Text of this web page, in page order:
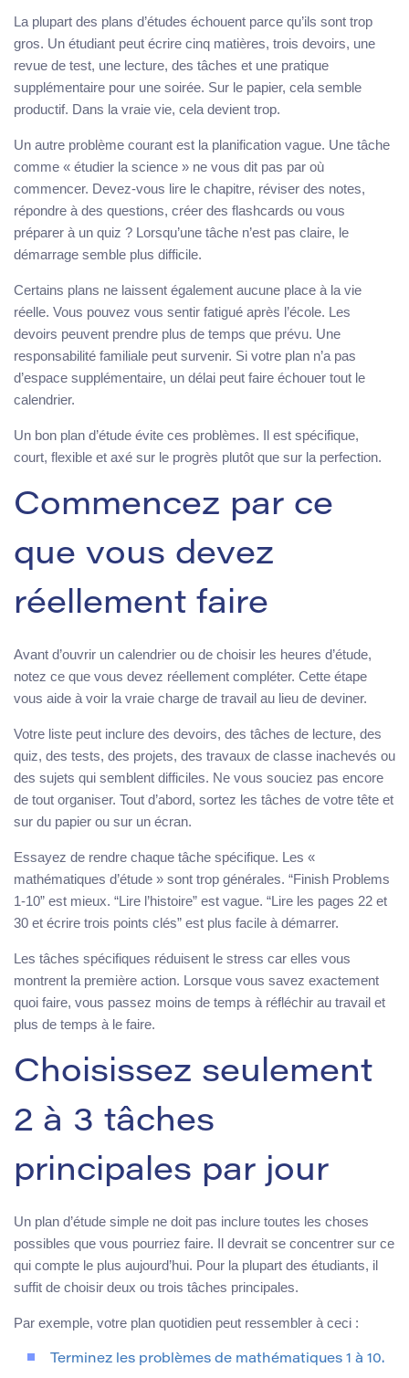
La plupart des plans d’études échouent parce qu’ils sont trop
gros. Un étudiant peut écrire cinq matières, trois devoirs, une
revue de test, une lecture, des tâches et une pratique
supplémentaire pour une soirée. Sur le papier, cela semble
productif. Dans la vraie vie, cela devient trop.
Un autre problème courant est la planification vague. Une tâche
comme « étudier la science » ne vous dit pas par où
commencer. Devez-vous lire le chapitre, réviser des notes,
répondre à des questions, créer des flashcards ou vous
préparer à un quiz ? Lorsqu’une tâche n’est pas claire, le
démarrage semble plus difficile.
Certains plans ne laissent également aucune place à la vie
réelle. Vous pouvez vous sentir fatigué après l’école. Les
devoirs peuvent prendre plus de temps que prévu. Une
responsabilité familiale peut survenir. Si votre plan n’a pas
d’espace supplémentaire, un délai peut faire échouer tout le
calendrier.
Un bon plan d’étude évite ces problèmes. Il est spécifique,
court, flexible et axé sur le progrès plutôt que sur la perfection.
Commencez par ce
que vous devez
réellement faire
Avant d’ouvrir un calendrier ou de choisir les heures d’étude,
notez ce que vous devez réellement compléter. Cette étape
vous aide à voir la vraie charge de travail au lieu de deviner.
Votre liste peut inclure des devoirs, des tâches de lecture, des
quiz, des tests, des projets, des travaux de classe inachevés ou
des sujets qui semblent difficiles. Ne vous souciez pas encore
de tout organiser. Tout d’abord, sortez les tâches de votre tête et
sur du papier ou sur un écran.
Essayez de rendre chaque tâche spécifique. Les «
mathématiques d’étude » sont trop générales. “Finish Problems
1-10” est mieux. “Lire l’histoire” est vague. “Lire les pages 22 et
30 et écrire trois points clés” est plus facile à démarrer.
Les tâches spécifiques réduisent le stress car elles vous
montrent la première action. Lorsque vous savez exactement
quoi faire, vous passez moins de temps à réfléchir au travail et
plus de temps à le faire.
Choisissez seulement
2 à 3 tâches
principales par jour
Un plan d’étude simple ne doit pas inclure toutes les choses
possibles que vous pourriez faire. Il devrait se concentrer sur ce
qui compte le plus aujourd’hui. Pour la plupart des étudiants, il
suffit de choisir deux ou trois tâches principales.
Par exemple, votre plan quotidien peut ressembler à ceci :
Terminez les problèmes de mathématiques 1 à 10.